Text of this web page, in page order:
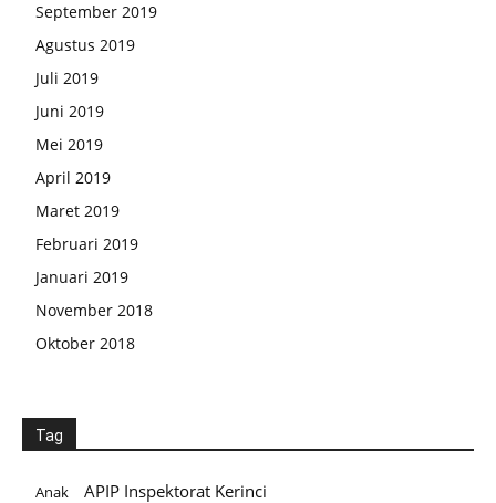
September 2019
Agustus 2019
Juli 2019
Juni 2019
Mei 2019
April 2019
Maret 2019
Februari 2019
Januari 2019
November 2018
Oktober 2018
Tag
Anak APIP Inspektorat Kerinci